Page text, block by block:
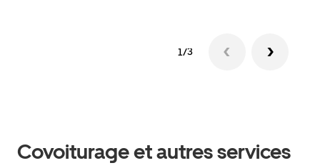
1/3
Covoiturage et autres services